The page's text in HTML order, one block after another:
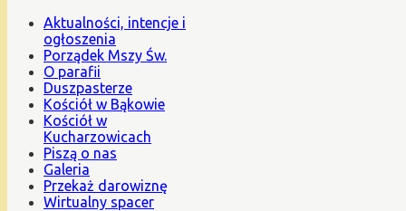
Aktualności, intencje i
ogłoszenia
Porządek Mszy Św.
O parafii
Duszpasterze
Kościół w Bąkowie
Kościół w
Kucharzowicach
Piszą o nas
Galeria
Przekaż darowiznę
Wirtualny spacer